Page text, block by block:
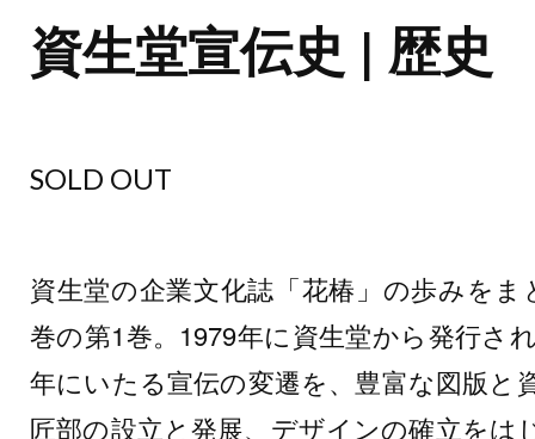
資生堂宣伝史 | 歴史
SOLD OUT
資生堂の企業文化誌「花椿」の歩みを
巻の第1巻。1979年に資生堂から発行さ
年にいたる宣伝の変遷を、豊富な図版と
匠部の設立と発展、デザインの確立をは